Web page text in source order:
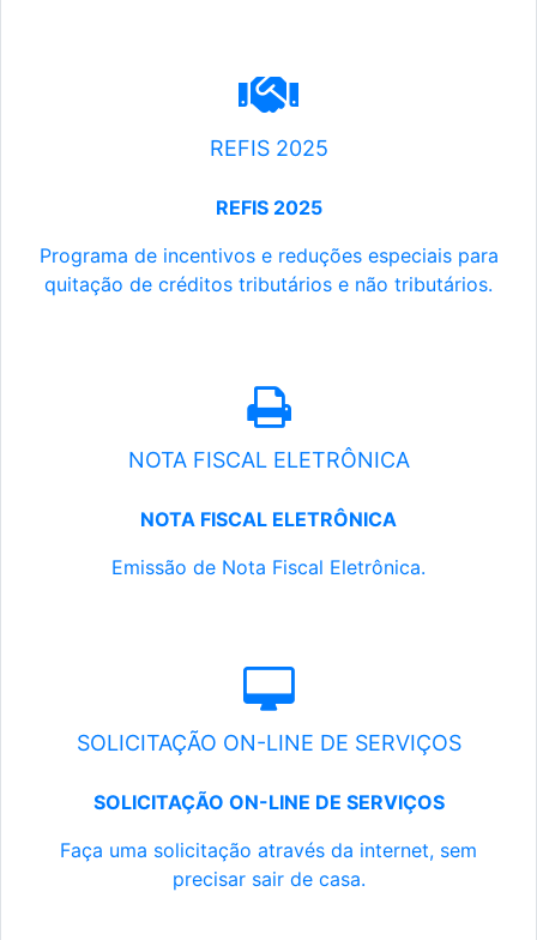
REFIS 2025
REFIS 2025
Programa de incentivos e reduções especiais para
quitação de créditos tributários e não tributários.
NOTA FISCAL ELETRÔNICA
NOTA FISCAL ELETRÔNICA
Emissão de Nota Fiscal Eletrônica.
SOLICITAÇÃO ON-LINE DE SERVIÇOS
SOLICITAÇÃO ON-LINE DE SERVIÇOS
Faça uma solicitação através da internet, sem
precisar sair de casa.